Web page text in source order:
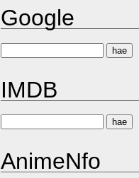
Google
IMDB
AnimeNfo